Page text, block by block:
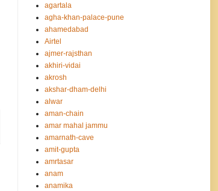
agartala
agha-khan-palace-pune
ahamedabad
Airtel
ajmer-rajsthan
akhiri-vidai
akrosh
akshar-dham-delhi
alwar
aman-chain
amar mahal jammu
amarnath-cave
amit-gupta
amrtasar
anam
anamika